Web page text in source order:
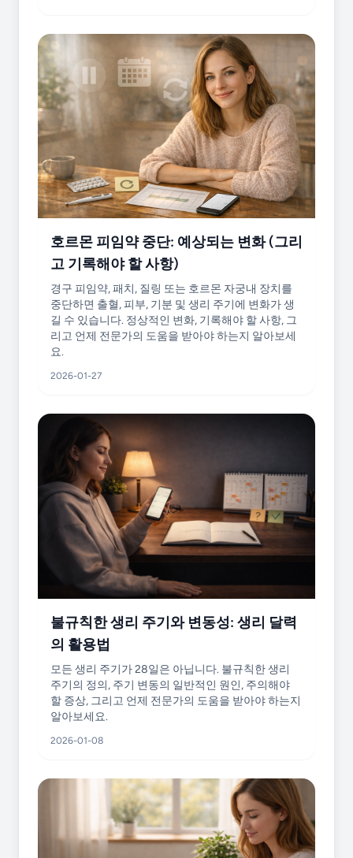
호르몬 피임약 중단: 예상되는 변화 (그리
고 기록해야 할 사항)
경구 피임약, 패치, 질링 또는 호르몬 자궁내 장치를
중단하면 출혈, 피부, 기분 및 생리 주기에 변화가 생
길 수 있습니다. 정상적인 변화, 기록해야 할 사항, 그
리고 언제 전문가의 도움을 받아야 하는지 알아보세
요.
2026-01-27
불규칙한 생리 주기와 변동성: 생리 달력
의 활용법
모든 생리 주기가 28일은 아닙니다. 불규칙한 생리
주기의 정의, 주기 변동의 일반적인 원인, 주의해야
할 증상, 그리고 언제 전문가의 도움을 받아야 하는지
알아보세요.
2026-01-08